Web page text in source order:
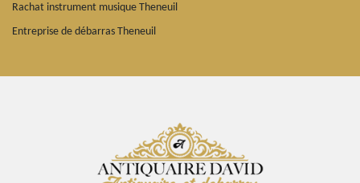
Rachat instrument musique Theneuil
Entreprise de débarras Theneuil